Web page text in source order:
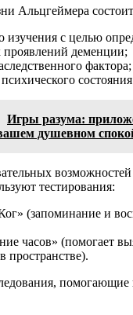
Альцгеймера
изучения с целью
проявлений деменции;
фактора;
Игры разума:
душевном
тестирования:
(запоминание и
часов» (помогает
пространстве).
помогающие